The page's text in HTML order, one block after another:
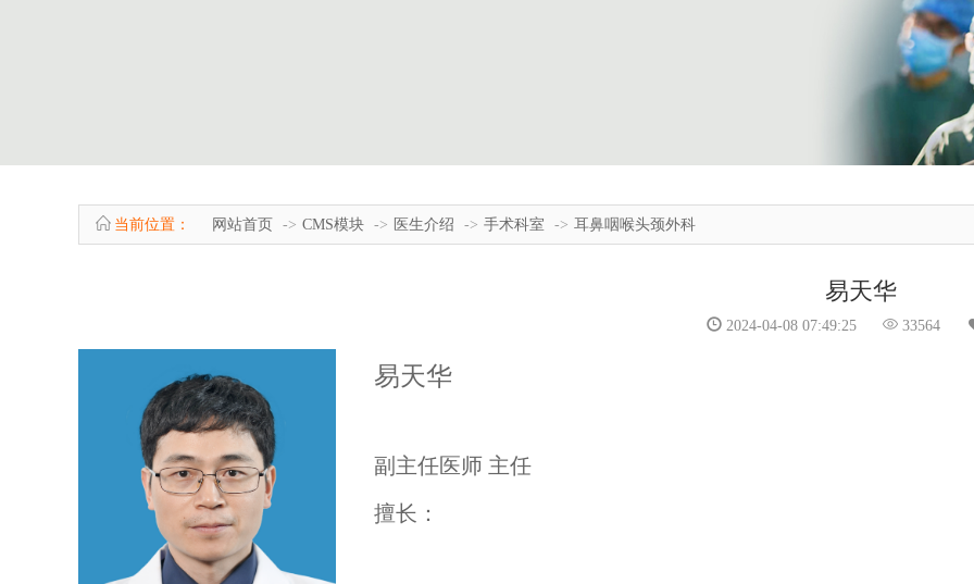
当前位置： 网站首页 CMS模块 医生介绍 手术科室 耳鼻咽喉头颈外科
易天华
2024-04-08 07:49:25 33564
易天华
副主任医师 主任
擅长：